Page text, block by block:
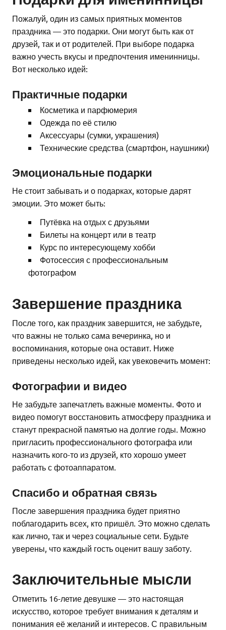
Пожалуй, один из самых приятных моментов
праздника — это подарки. Они могут быть как от
друзей, так и от родителей. При выборе подарка
важно учесть вкусы и предпочтения именинницы.
Вот несколько идей:
Практичные подарки
Косметика и парфюмерия
Одежда по её стилю
Аксессуары (сумки, украшения)
Технические средства (смартфон, наушники)
Эмоциональные подарки
Не стоит забывать и о подарках, которые дарят
эмоции. Это может быть:
Путёвка на отдых с друзьями
Билеты на концерт или в театр
Курс по интересующему хобби
Фотосессия с профессиональным
фотографом
Завершение праздника
После того, как праздник завершится, не забудьте,
что важны не только сама вечеринка, но и
воспоминания, которые она оставит. Ниже
приведены несколько идей, как увековечить момент:
Фотографии и видео
Не забудьте запечатлеть важные моменты. Фото и
видео помогут восстановить атмосферу праздника и
станут прекрасной памятью на долгие годы. Можно
пригласить профессионального фотографа или
назначить кого-то из друзей, кто хорошо умеет
работать с фотоаппаратом.
Спасибо и обратная связь
После завершения праздника будет приятно
поблагодарить всех, кто пришёл. Это можно сделать
как лично, так и через социальные сети. Будьте
уверены, что каждый гость оценит вашу заботу.
Заключительные мысли
Отметить 16-летие девушке — это настоящая
искусство, которое требует внимания к деталям и
понимания её желаний и интересов. С правильным